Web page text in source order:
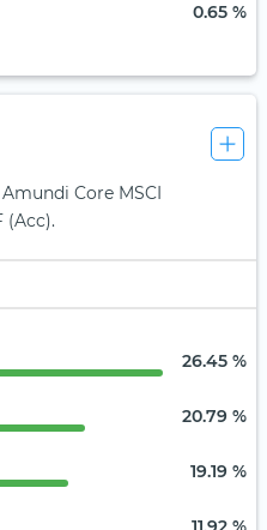
0.65 %
Core MSCI
(Acc).
26.45 %
20.79 %
19.19 %